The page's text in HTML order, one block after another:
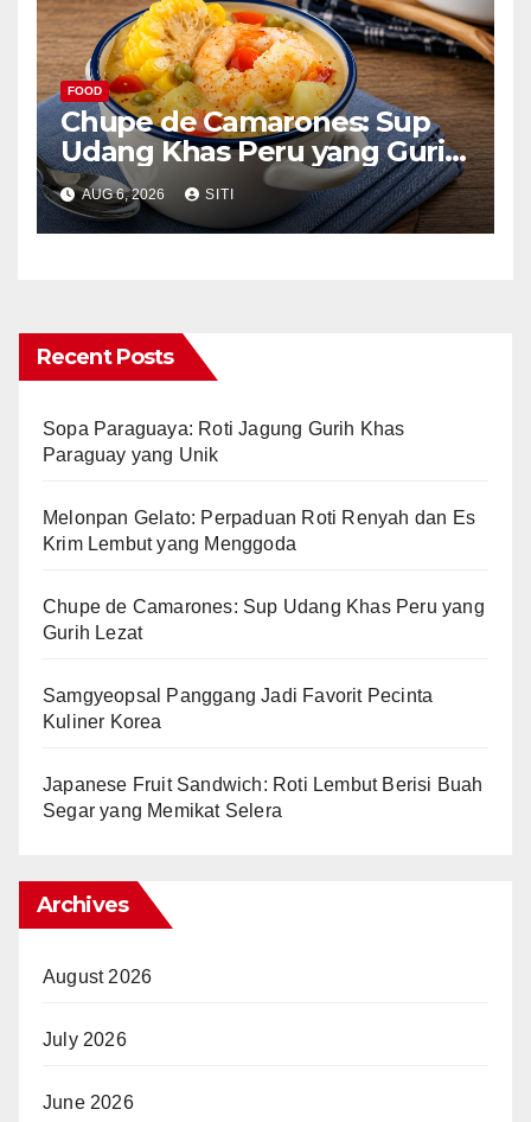
FOOD
Chupe de Camarones: Sup
Udang Khas Peru yang Gurih
Lezat
AUG 6, 2026 SITI
Recent Posts
Sopa Paraguaya: Roti Jagung Gurih Khas
Paraguay yang Unik
Melonpan Gelato: Perpaduan Roti Renyah dan Es
Krim Lembut yang Menggoda
Chupe de Camarones: Sup Udang Khas Peru yang
Gurih Lezat
Samgyeopsal Panggang Jadi Favorit Pecinta
Kuliner Korea
Japanese Fruit Sandwich: Roti Lembut Berisi Buah
Segar yang Memikat Selera
Archives
August 2026
July 2026
June 2026